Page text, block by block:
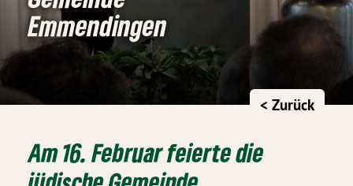
Emmendingen
< Zurück
Am 16. Februar feierte die